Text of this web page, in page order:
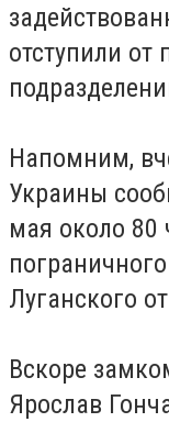
отступили от
Напомним,
Украины
мая около 80
Луганского
Вскоре
Ярослав